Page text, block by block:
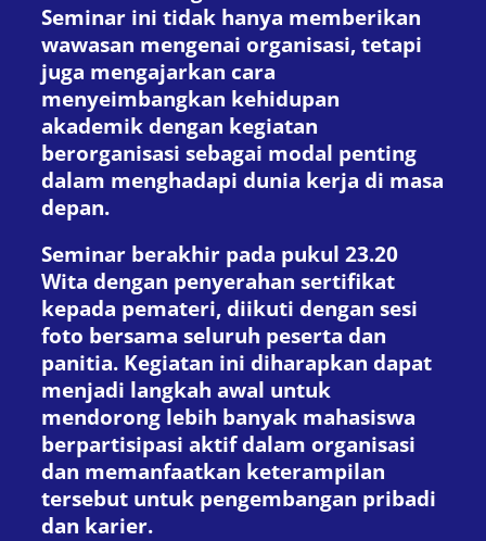
Seminar ini tidak hanya memberikan
wawasan mengenai organisasi, tetapi
juga mengajarkan cara
menyeimbangkan kehidupan
akademik dengan kegiatan
berorganisasi sebagai modal penting
dalam menghadapi dunia kerja di masa
depan.
Seminar berakhir pada pukul 23.20
Wita dengan penyerahan sertifikat
kepada pemateri, diikuti dengan sesi
foto bersama seluruh peserta dan
panitia. Kegiatan ini diharapkan dapat
menjadi langkah awal untuk
mendorong lebih banyak mahasiswa
berpartisipasi aktif dalam organisasi
dan memanfaatkan keterampilan
tersebut untuk pengembangan pribadi
dan karier.